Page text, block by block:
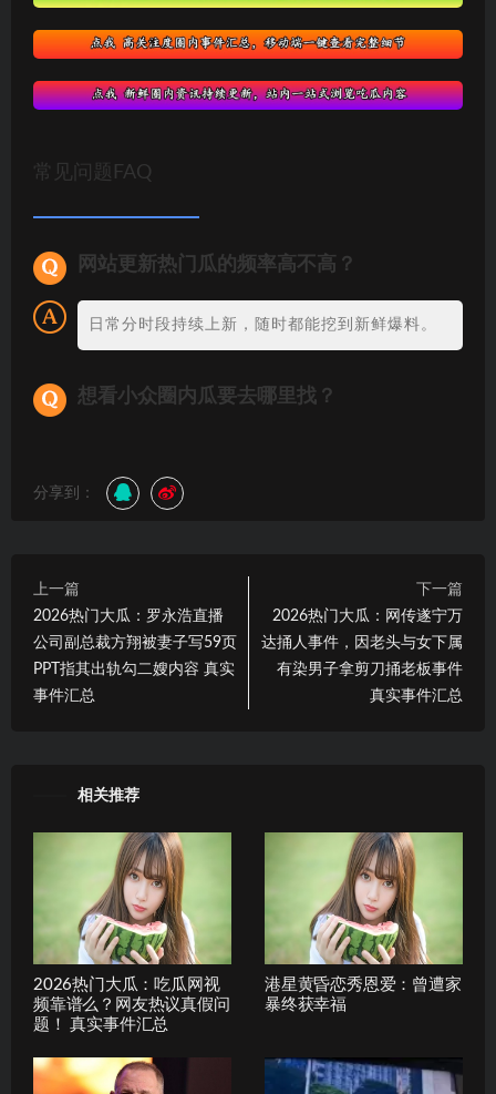
常见问题FAQ
网站更新热门瓜的频率高不高？
日常分时段持续上新，随时都能挖到新鲜爆料。
想看小众圈内瓜要去哪里找？
分享到：
上一篇
2026热门大瓜：罗永浩直播
公司副总裁方翔被妻子写59页
PPT指其出轨勾二嫂内容 真实
事件汇总
下一篇
2026热门大瓜：网传遂宁万
达捅人事件，因老头与女下属
有染男子拿剪刀捅老板事件
真实事件汇总
相关推荐
2026热门大瓜：吃瓜网视
频靠谱么？网友热议真假问
题！ 真实事件汇总
港星黄昏恋秀恩爱：曾遭家
暴终获幸福